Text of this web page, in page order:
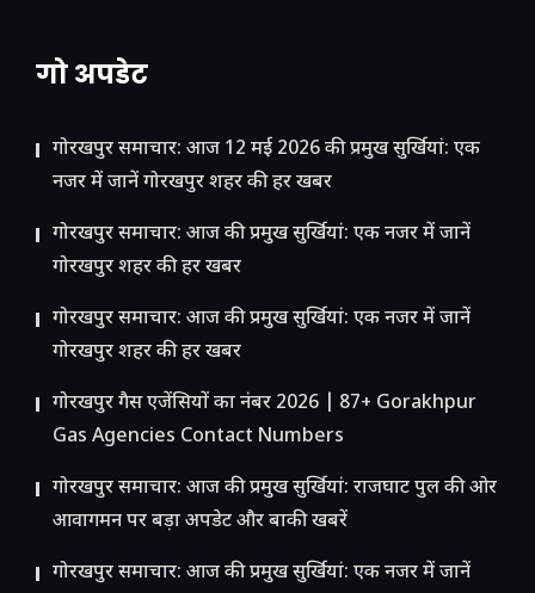
गो अपडेट
गोरखपुर समाचार: आज 12 मई 2026 की प्रमुख सुर्खियां: एक
नजर में जानें गोरखपुर शहर की हर खबर
गोरखपुर समाचार: आज की प्रमुख सुर्खियां: एक नजर में जानें
गोरखपुर शहर की हर खबर
गोरखपुर समाचार: आज की प्रमुख सुर्खियां: एक नजर में जानें
गोरखपुर शहर की हर खबर
गोरखपुर गैस एजेंसियों का नंबर 2026 | 87+ Gorakhpur
Gas Agencies Contact Numbers
गोरखपुर समाचार: आज की प्रमुख सुर्खियां: राजघाट पुल की ओर
आवागमन पर बड़ा अपडेट और बाकी खबरें
गोरखपुर समाचार: आज की प्रमुख सुर्खियां: एक नजर में जानें